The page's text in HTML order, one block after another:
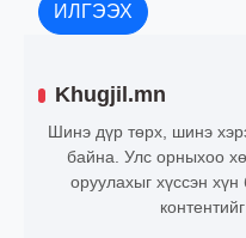
ИЛГЭЭХ
Khugjil.mn
Шинэ дүр төрх, шинэ
байна. Улс орныхоо
оруулахыг хүссэн